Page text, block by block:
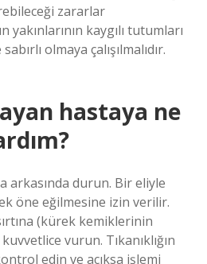
zararlar
yakınlarının kaygılı tutumları
olmaya çalışılmalıdır.
hastaya ne
arkasında durun. Bir eliyle
öne eğilmesine izin verilir.
(kürek kemiklerinin
vurun. Tıkanıklığın
edin ve açıksa işlemi